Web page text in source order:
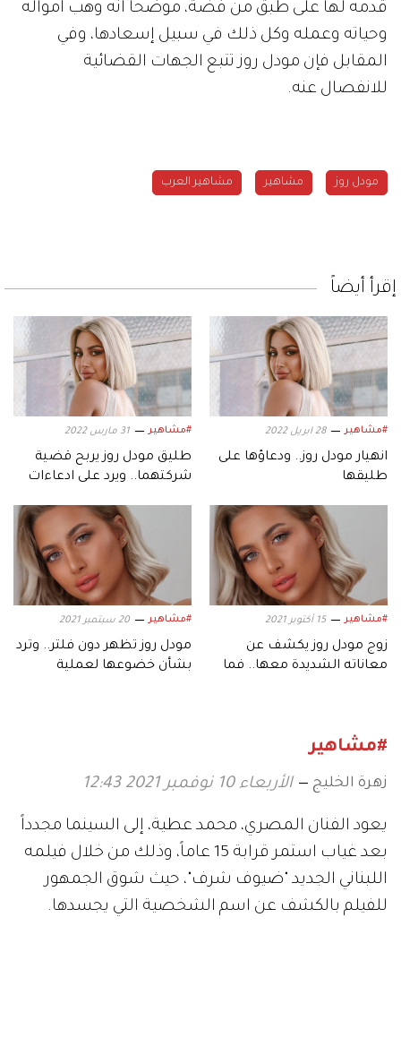
قدمه لها على طبق من فضة، موضحاً أنه وهب أمواله
وحياته وعمله وكل ذلك في سبيل إسعادها، وفي
المقابل فإن مودل روز تتبع الجهات القضائية
للانفصال عنه.
مودل روز مشاهير مشاهير العرب
إقرأ أيضاً
#مشاهير 28 ابريل 2022
انهيار مودل روز.. ودعاؤها على
طليقها
#مشاهير 31 مارس 2022
طليق مودل روز يربح قضية
شركتهما.. ويرد على ادعاءات
#مشاهير 15 أكتوبر 2021
زوج مودل روز يكشف عن
معاناته الشديدة معها.. فما
#مشاهير 20 سبتمبر 2021
مودل روز تظهر دون فلتر.. وترد
بشأن خضوعها لعملية
#مشاهير
زهرة الخليج الأربعاء 10 نوفمبر 2021 12:43
يعود الفنان المصري، محمد عطية، إلى السينما مجدداً
بعد غياب استمر قرابة 15 عاماً، وذلك من خلال فيلمه
اللبناني الجديد "ضيوف شرف"، حيث شوق الجمهور
للفيلم بالكشف عن اسم الشخصية التي يجسدها.